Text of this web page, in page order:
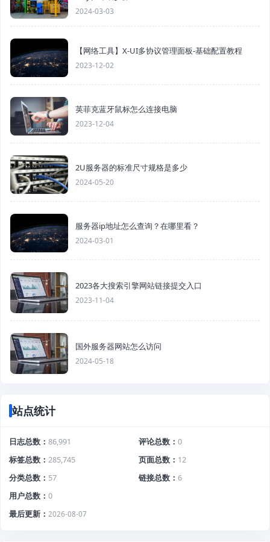
2024-03-03
【网络工具】X-UI多协议管理面板-基础配置教程
2023-12-02
英菲克蓝牙鼠标怎么连接电脑
2023-12-04
2U服务器的标准尺寸规格是多少
2024-05-20
服务器ip地址怎么查询？在哪里看？
2024-03-01
2023各大搜索引擎网站链接提交入口
2023-11-04
国外服务器网站怎么访问
2024-05-18
站点统计
日志总数 86,991 评论总数
0
标签总数
285,745 页面总数
12
分类总数
57 链接总数
6
用户总数
0
最后更新
2026-08-07